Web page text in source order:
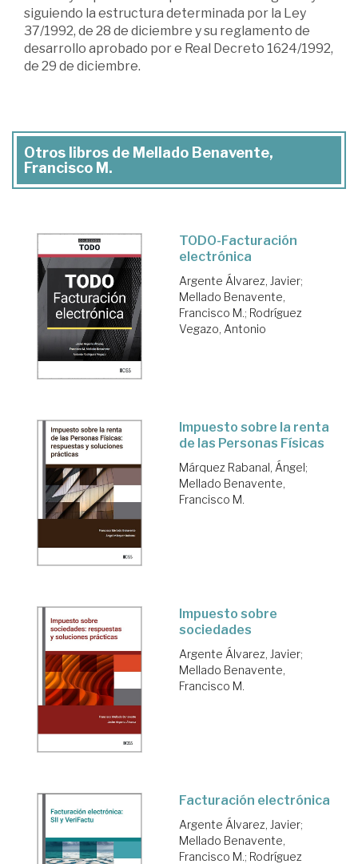
siguiendo la estructura determinada por la Ley
37/1992, de 28 de diciembre y su reglamento de
desarrollo aprobado por e Real Decreto 1624/1992,
de 29 de diciembre.
Otros libros de Mellado Benavente,
Francisco M.
TODO-Facturación
electrónica
Argente Álvarez, Javier;
Mellado Benavente,
Francisco M.; Rodríguez
Vegazo, Antonio
Impuesto sobre la renta
de las Personas Físicas
Márquez Rabanal, Ángel;
Mellado Benavente,
Francisco M.
Impuesto sobre
sociedades
Argente Álvarez, Javier;
Mellado Benavente,
Francisco M.
Facturación electrónica
Argente Álvarez, Javier;
Mellado Benavente,
Francisco M.; Rodríguez